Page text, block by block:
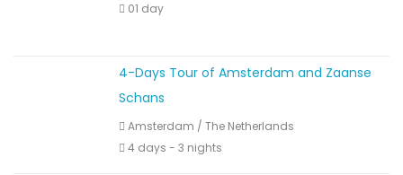
01 day
4-Days Tour of Amsterdam and Zaanse
Schans
Amsterdam / The Netherlands
4 days - 3 nights